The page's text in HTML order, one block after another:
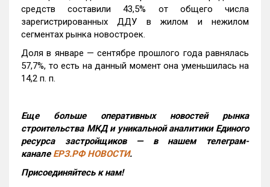
средств составили 43,5% от общего числа
зарегистрированных ДДУ в жилом и нежилом
сегментах рынка новостроек.
Доля в январе — сентябре прошлого года равнялась
57,7%, то есть на данный момент она уменьшилась на
14,2 п. п.
Еще больше оперативных новостей рынка
строительства МКД и уникальной аналитики Единого
ресурса застройщиков — в нашем телеграм-
канале ЕРЗ.РФ НОВОСТИ.
Присоединяйтесь к нам!